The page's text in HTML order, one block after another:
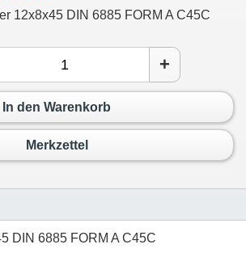
12x8x45 DIN 6885 FORM A C45C
+
In den Warenkorb
Merkzettel
DIN 6885 FORM A C45C